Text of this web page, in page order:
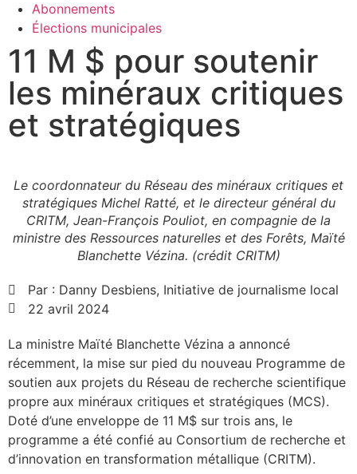
Abonnements
Élections municipales
11 M $ pour soutenir
les minéraux critiques
et stratégiques
Le coordonnateur du Réseau des minéraux critiques et
stratégiques Michel Ratté, et le directeur général du
CRITM, Jean-François Pouliot, en compagnie de la
ministre des Ressources naturelles et des Forêts, Maïté
Blanchette Vézina. (crédit CRITM)
Par : Danny Desbiens, Initiative de journalisme local
22 avril 2024
La ministre Maïté Blanchette Vézina a annoncé
récemment, la mise sur pied du nouveau Programme de
soutien aux projets du Réseau de recherche scientifique
propre aux minéraux critiques et stratégiques (MCS).
Doté d’une enveloppe de 11 M$ sur trois ans, le
programme a été confié au Consortium de recherche et
d’innovation en transformation métallique (CRITM).